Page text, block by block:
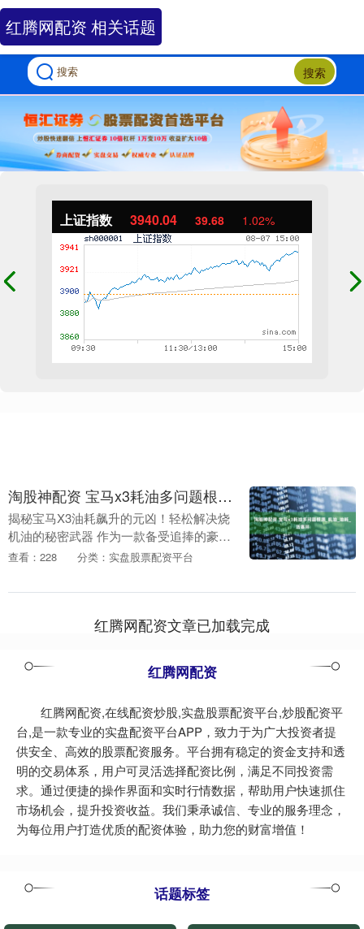
搜索
上证指数 3940.04 39.68 1.02%
红腾网配资 相关话题
淘股神配资 宝马x3耗油多问题根源_机油_油耗_活塞环
揭秘宝马X3油耗飙升的元凶！轻松解决烧
机油的秘密武器 作为一款备受追捧的豪华
SUV，宝马X3以其出色的性能和舒适性赢
频频遭遇....
查看：228 分类：实盘股票配资平台
红腾网配资文章已加载完成
红腾网配资
红腾网配资,在线配资炒股,实盘股票配资平台,炒股配资平
台,是一款专业的实盘配资平台APP，致力于为广大投资者提
供安全、高效的股票配资服务。平台拥有稳定的资金支持和透
明的交易体系，用户可灵活选择配资比例，满足不同投资需
求。通过便捷的操作界面和实时行情数据，帮助用户快速抓住
市场机会，提升投资收益。我们秉承诚信、专业的服务理念，
为每位用户打造优质的配资体验，助力您的财富增值！
话题标签